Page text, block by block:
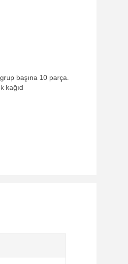
başına 10 parça.
kağıd